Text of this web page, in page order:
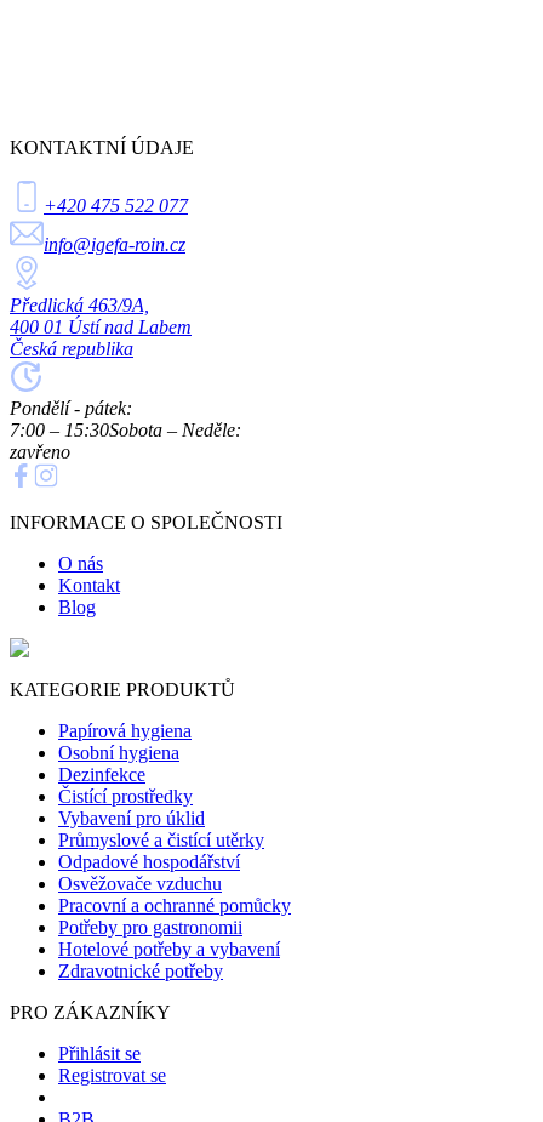
KONTAKTNÍ ÚDAJE
+420 475 522 077
info@igefa-roin.cz
Předlická 463/9A,
400 01 Ústí nad Labem
Česká republika
Pondělí - pátek:
7:00 – 15:30Sobota – Neděle:
zavřeno
INFORMACE O SPOLEČNOSTI
O nás
Kontakt
Blog
KATEGORIE PRODUKTŮ
Papírová hygiena
Osobní hygiena
Dezinfekce
Čistící prostředky
Vybavení pro úklid
Průmyslové a čistící utěrky
Odpadové hospodářství
Osvěžovače vzduchu
Pracovní a ochranné pomůcky
Potřeby pro gastronomii
Hotelové potřeby a vybavení
Zdravotnické potřeby
PRO ZÁKAZNÍKY
Přihlásit se
Registrovat se